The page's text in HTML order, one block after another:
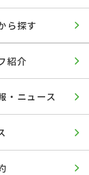
ら探す
紹介
・ニュース